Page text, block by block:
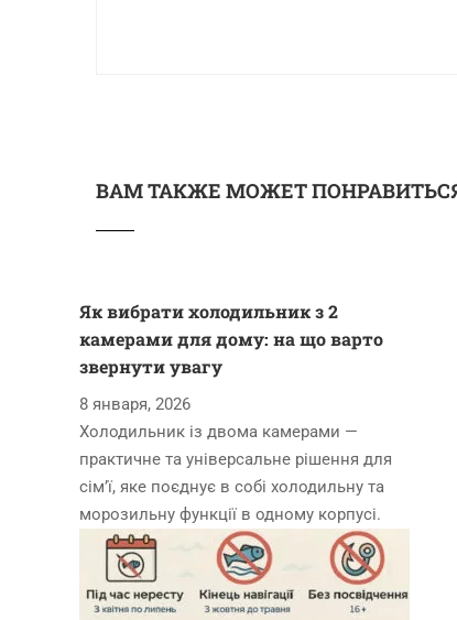
ВАМ ТАКЖЕ МОЖЕТ
Як вибрати холодильник з 2
камерами для дому: на що варто
звернути увагу
8 января, 2026
Холодильник із двома камерами —
практичне та універсальне рішення для
сім’ї, яке поєднує в собі холодильну та
морозильну функції в одному корпусі.